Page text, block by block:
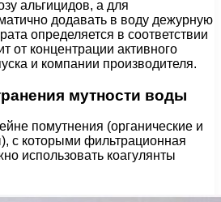
альгицидов, а для
додавать в воду дежурную
определяется в соответствии
от концентрации активного
и компании производителя.
мутности воды
помутнения (органические и
с которыми фильтрационная
использовать коагулянты